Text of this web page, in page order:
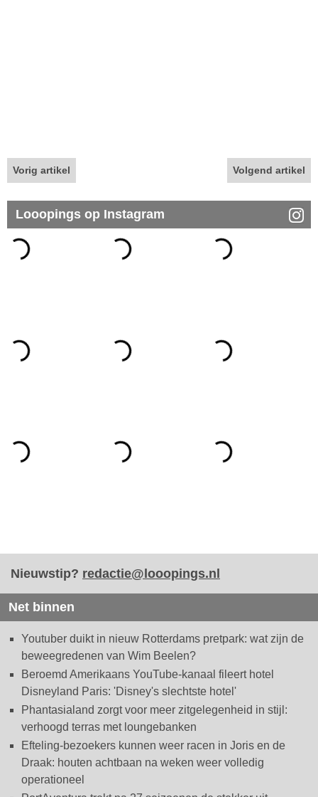
Vorig artikel Volgend artikel
Looopings op Instagram
Nieuwstip? redactie@looopings.nl
Net binnen
Youtuber duikt in nieuw Rotterdams pretpark: wat zijn de
beweegredenen van Wim Beelen?
Beroemd Amerikaans YouTube-kanaal fileert hotel
Disneyland Paris: 'Disney's slechtste hotel'
Phantasialand zorgt voor meer zitgelegenheid in stijl:
verhoogd terras met loungebanken
Efteling-bezoekers kunnen weer racen in Joris en de
Draak: houten achtbaan na weken weer volledig
operationeel